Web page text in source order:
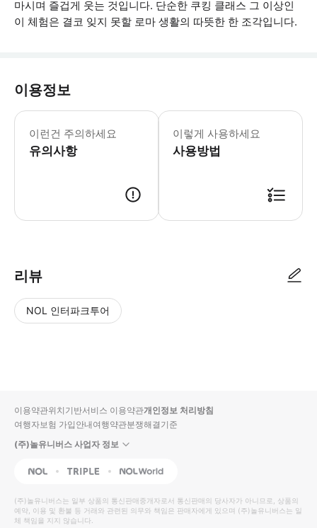
마시며 즐겁게 웃는 것입니다. 단순한 쿠킹 클래스 그 이상인
이 체험은 결코 잊지 못할 로마 생활의 따뜻한 한 조각입니다.
이용정보
이런건 주의하세요
유의사항
특별 식단 요구 사항이 있는 경우, 이
이렇게 사용하세요
사용방법
리뷰
NOL 인터파크투어
입니
다.
높
은
동
영
순
상
이용약관위치기반서비스 이용약관개인정보 처리방침
여행자보험 가입안내여행약관분쟁해결기준
(주)놀유니버스 사업자 정보
NOL Triple Interpark Global
(주)놀유니버스는 일부 상품의 통신판매중개자로서 통신판매의 당사자가 아니므로, 상품의
예약, 이용 및 환불 등 거래와 관련된 의무와 책임은 판매자에게 있으며 (주)놀유니버스는 일
체 책임을 지지 않습니다.